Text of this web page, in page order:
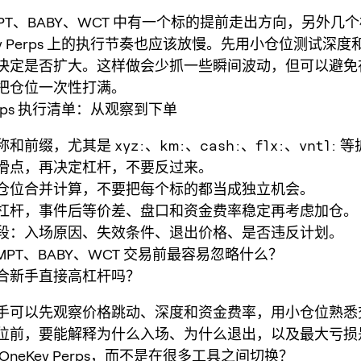
、BABY、WCT 中有一个标的提前走出方向，另外几
Perps 上的执行节奏也应该放慢。先用小仓位测试深度
定是否扩大。这样做会少抓一些瞬间波动，但可以避
仓位一次性打满。
执行清单：从观察到下单
和前缀，尤其是 xyz:、 km:、 cash:、 flx:、 vntl: 等
点，再决定杠杆，不要反过来。
位合并计算，不要把每个标的都当成独立机会。
杆，事件后等价差、盘口和资金费率稳定再考虑加仓。
：入场原因、失效条件、退出价格、是否违反计划。
、BABY、WCT 交易前最容易忽略什么？
新手直接高杠杆吗？
可以先观察价格跳动、深度和资金费率，用小仓位熟
前，要能解释为什么入场、为什么退出，以及最大亏
Perps，而不是在很多工具之间切换？